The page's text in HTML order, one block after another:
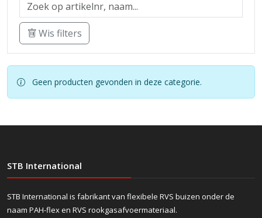
Wis filters
Geen producten gevonden in deze categorie.
STB International
STB International is fabrikant van flexibele RVS buizen onder de
naam PAH-flex en RVS rookgasafvoermateriaal.